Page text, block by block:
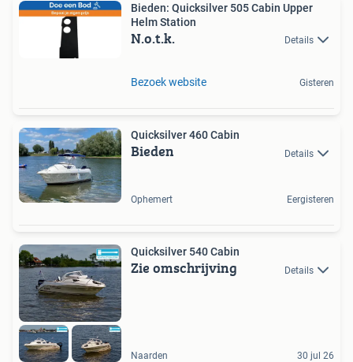
Bieden: Quicksilver 505 Cabin Upper
Helm Station
N.o.t.k. Details
Bezoek website Gisteren
Quicksilver 460 Cabin
Bieden Details
Ophemert Eergisteren
Quicksilver 540 Cabin
Zie omschrijving Details
Naarden 30 jul 26